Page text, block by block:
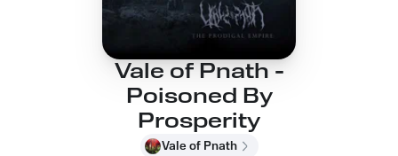
Vale of Pnath -
Poisoned By
Prosperity
Vale of Pnath